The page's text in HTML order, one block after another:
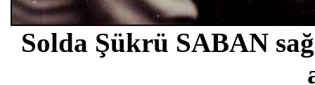
Solda Şükrü SABAN